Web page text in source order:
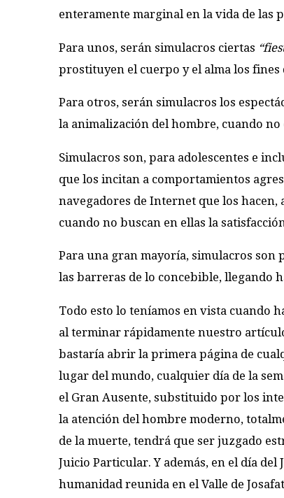
enteramente marginal en la vida de las
Para unos, serán simulacros ciertas
prostituyen el cuerpo y el alma los fines
Para otros, serán simulacros los
la animalización del hombre, cuando
Simulacros son, para adolescentes e
que los incitan a comportamientos
navegadores de Internet que los hacen,
cuando no buscan en ellas la
Para una gran mayoría, simulacros son
las barreras de lo concebible, llegando
Todo esto lo teníamos en vista cuando
al terminar rápidamente nuestro
bastaría abrir la primera página de
lugar del mundo, cualquier día de la
el Gran Ausente, substituido por los
la atención del hombre moderno,
de la muerte, tendrá que ser juzgado
Juicio Particular. Y además, en el día del
humanidad reunida en el Valle de